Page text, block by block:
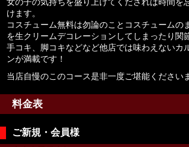
女の子の気持ちを盛り上げてくだされば時間を
けます。
コスチューム無料は勿論のことコスチュームの
を生クリームデコレーションしてしまったり関
手コキ、脚コキなどなど他店では味わえないカ
ンが満載です！
当店自慢のこのコース是非一度ご堪能ください
料金表
ご新規・会員様